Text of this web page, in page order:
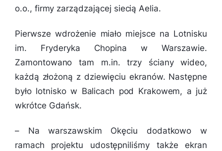
o.o., firmy zarządzającej siecią Aelia.
Pierwsze wdrożenie miało miejsce na Lotnisku
im. Fryderyka Chopina w Warszawie.
Zamontowano tam m.in. trzy ściany wideo,
każdą złożoną z dziewięciu ekranów. Następne
było lotnisko w Balicach pod Krakowem, a już
wkrótce Gdańsk.
–Na warszawskim Okęciu dodatkowo w
ramach projektu udostępniliśmy także ekran